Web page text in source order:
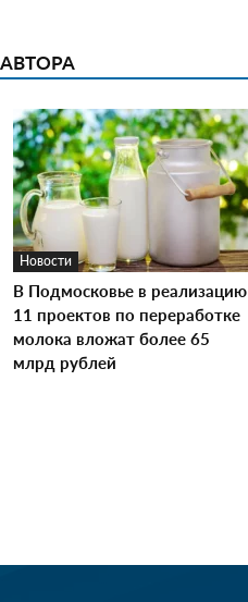
Новости
В Подмосковье в реализацию
11 проектов по переработке
молока вложат более 65
млрд рублей